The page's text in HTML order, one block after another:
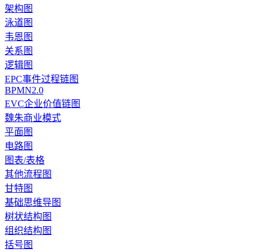
架构图
泳道图
韦恩图
关系图
逻辑图
EPC事件过程链图
BPMN2.0
EVC企业价值链图
魏朱商业模式
平面图
电路图
图表/表格
其他流程图
甘特图
基础思维导图
树状结构图
组织结构图
括号图